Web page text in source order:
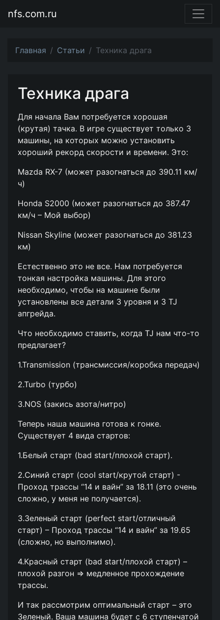
nfs.com.ru
Главная Статьи Техника драга
Техника драга
Для начала Вам потребуется хорошая
(крутая) тачка. В игре существует только 3
машины, на которых можно установить
хороший рекорд скорости и времени. Это:
Mazda RX-7 (может разогнаться до 390.11 км/
ч)
Honda S2000 (может разогнаться до 387.47
км/ч – Мой выбор)
Nissan Skyline (может разогнаться до 381.23
км)
Естественно это не все. Нам потребуется
тонкая настройка машины. Для этого
необходимо, чтобы на машине были
установлены все детали 3 уровня и 3 TJ
апгрейда.
Что необходимо ставить, когда TJ нам что-то
предлагает?
1.Transmission (трансмиссия/коробка передач)
2.Turbo (турбо)
3.NOS (закись азота/нитро)
Теперь наша машина готова к гонке.
Существует 4 вида стартов:
1.Белый старт (bad start/плохой старт).
2.Синий старт (cool start/крутой старт) -
Проход трассы “14 и вайн” за 18.11 (это очень
сложно, у меня не получается).
3.Зеленый старт (perfect start/отличный
старт) – Проход трассы “14 и вайн” за 19.65
(сложно, но выполнимо).
4.Красный старт (bad start/плохой старт) –
плохой разгон => медленное прохождение
трассы.
И так рассмотрим оптимальный старт – это
Зеленый. Ваша машина будет с 6 ступенчатой